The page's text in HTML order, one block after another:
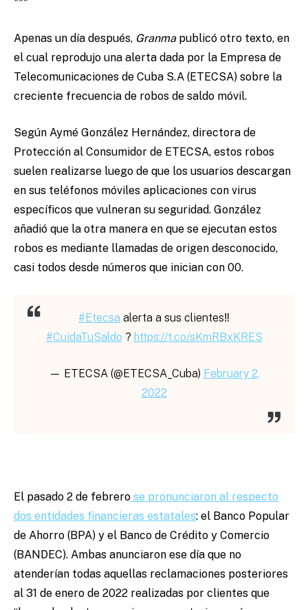
Apenas un día después, Granma publicó otro texto, en
el cual reprodujo una alerta dada por la Empresa de
Telecomunicaciones de Cuba S.A (ETECSA) sobre la
creciente frecuencia de robos de saldo móvil.
Según Aymé González Hernández, directora de
Protección al Consumidor de ETECSA, estos robos
suelen realizarse luego de que los usuarios descargan
en sus teléfonos móviles aplicaciones con virus
específicos que vulneran su seguridad. González
añadió que la otra manera en que se ejecutan estos
robos es mediante llamadas de origen desconocido,
casi todos desde números que inician con 00.
#Etecsa alerta a sus clientes‼️
#CuidaTuSaldo ? https://t.co/sKmRBxKRES
— ETECSA (@ETECSA_Cuba) February 2,
2022
El pasado 2 de febrero se pronunciaron al respecto
dos entidades financieras estatales: el Banco Popular
de Ahorro (BPA) y el Banco de Crédito y Comercio
(BANDEC). Ambas anunciaron ese día que no
atenderían todas aquellas reclamaciones posteriores
al 31 de enero de 2022 realizadas por clientes que